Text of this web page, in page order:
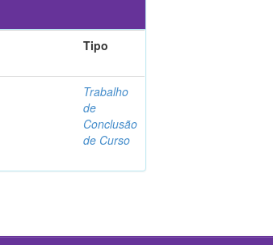
Tipo
Trabalho
de
Conclusão
de Curso